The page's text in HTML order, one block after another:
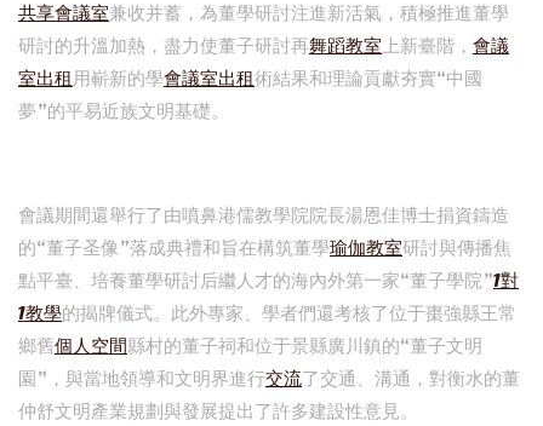
共享會議室兼收并蓄，為董學研討注進新活氣，積極推進董學
研討的升溫加熱，盡力使董子研討再舞蹈教室上新臺階， 會議
室出租用嶄新的學會議室出租術結果和理論貢獻夯實“中國
夢”的平易近族文明基礎。
會議期間還舉行了由噴鼻港儒教學院院長湯恩佳博士捐資鑄造
的“董子圣像”落成典禮和旨在構筑董學瑜伽教室研討與傳播焦
點平臺、培養董學研討后繼人才的海內外第一家“董子學院”1對
1教學的揭牌儀式。此外專家、學者們還考核了位于棗強縣王常
鄉舊個人空間縣村的董子祠和位于景縣廣川鎮的“董子文明
園”，與當地領導和文明界進行交流了交通、溝通，對衡水的董
仲舒文明產業規劃與發展提出了許多建設性意見。